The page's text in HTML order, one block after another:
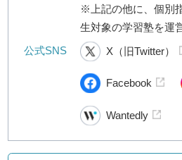
※上記の他に、個別
生対象の学習塾を運
公式SNS
X（旧Twitter）
Facebook
Wantedly